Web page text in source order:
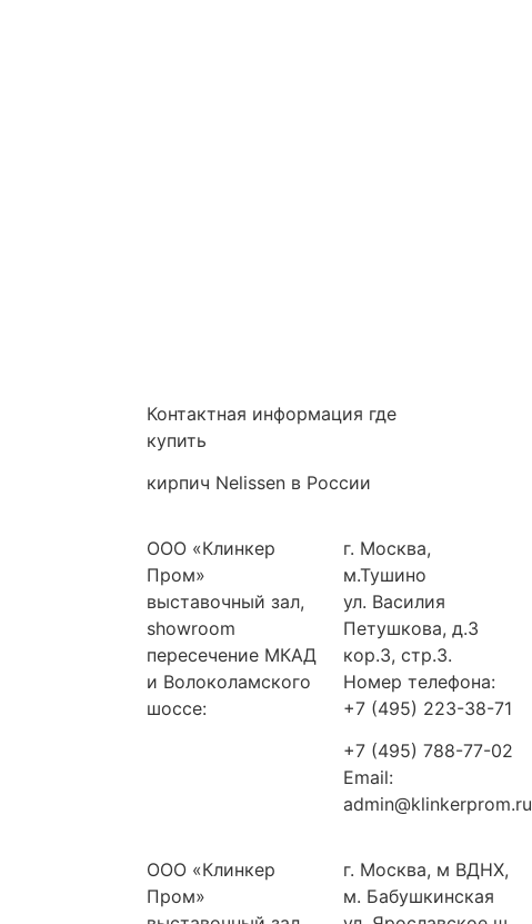
Контактная информация где
купить
кирпич Nelissen в России
ООО «Клинкер
Пром»
выставочный зал,
showroom
пересечение МКАД
и Волоколамского
шоссе:
г. Москва,
м.Тушино
ул. Василия
Петушкова, д.3
кор.3, стр.3.
Номер телефона:
+7 (495) 223-38-71
+7 (495) 788-77-02
Email:
admin@klinkerprom.ru
ООО «Клинкер
Пром»
г. Москва, м ВДНХ,
м. Бабушкинская